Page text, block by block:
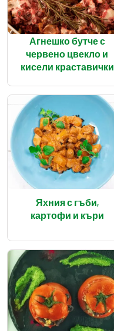
Агнешко бутче с
червено цвекло и
кисели краставички
Яхния с гъби,
картофи и къри